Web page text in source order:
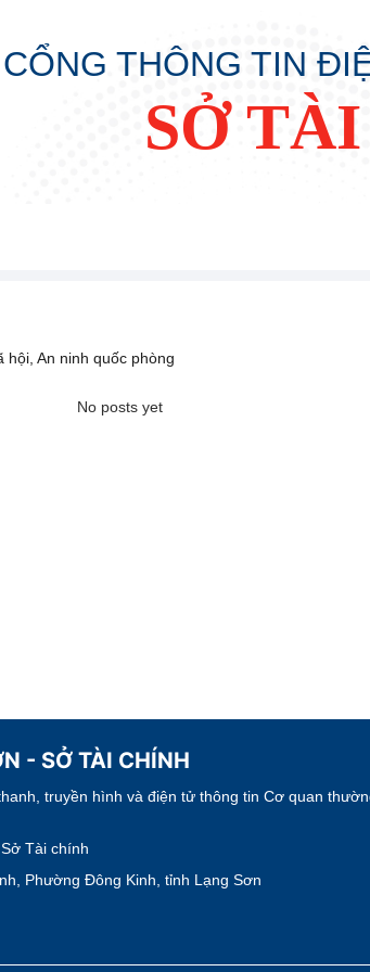
CỔNG THÔNG TIN
SỞ
hội, An ninh quốc phòng
No posts yet
- SỞ TÀI CHÍNH
truyền hình và điện tử thông tin Cơ quan
Tài chính
Phường Đông Kinh, tỉnh Lạng Sơn